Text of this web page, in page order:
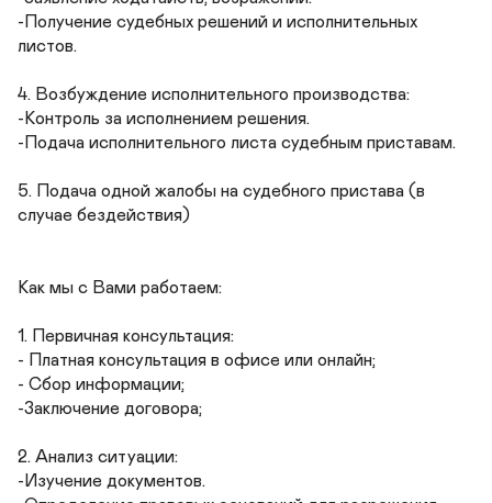
-Получение судебных решений и исполнительных
листов.
4. Возбуждение исполнительного производства:
-Контроль за исполнением решения.
-Подача исполнительного листа судебным приставам.
5. Подача одной жалобы на судебного пристава (в
случае бездействия)
Как мы с Вами работаем:
1. Первичная консультация:
- Платная консультация в офисе или онлайн;
- Сбор информации;
-Заключение договора;
2. Анализ ситуации:
-Изучение документов.